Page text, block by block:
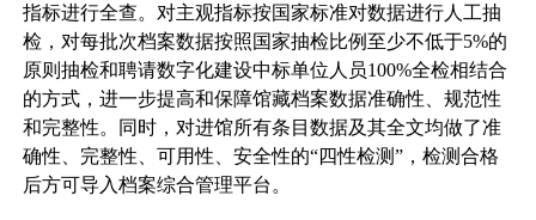
指标进行全查。对主观指标按国家标准对数据进行人工抽
检，对每批次档案数据按照国家抽检比例至少不低于5%的
原则抽检和聘请数字化建设中标单位人员100%全检相结合
的方式，进一步提高和保障馆藏档案数据准确性、规范性
和完整性。同时，对进馆所有条目数据及其全文均做了准
确性、完整性、可用性、安全性的“四性检测”，检测合格
后方可导入档案综合管理平台。